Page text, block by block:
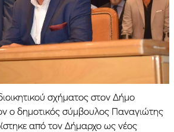
σχήματος στον Δήμο
ο δημοτικός σύμβουλος Παναγιώτης
από τον Δήμαρχο ως νέος